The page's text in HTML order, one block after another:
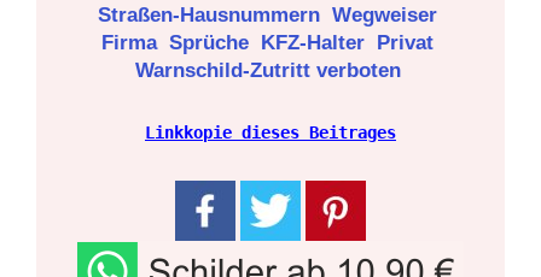
Straßen-Hausnummern Wegweiser
Firma Sprüche KFZ-Halter Privat
Warnschild-Zutritt verboten
Linkkopie dieses Beitrages